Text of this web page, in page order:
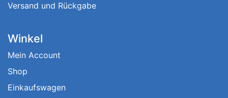
Versand und Rückgabe
Winkel
Mein Account
Shop
Einkaufswagen